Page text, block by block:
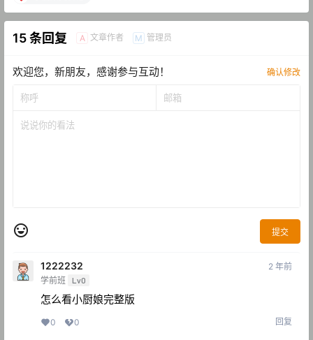
15 条回复 A 文章作者 M 管理员
欢迎您，新朋友，感谢参与互动！ 确认修改
提交
1222232
学前班 Lv0
2 年前
怎么看小厨娘完整版
0 0 回复